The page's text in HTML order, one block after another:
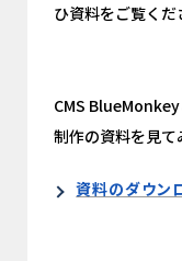
ひ資料をご覧くだ
CMS
制作の資料を見て
資料のダウン